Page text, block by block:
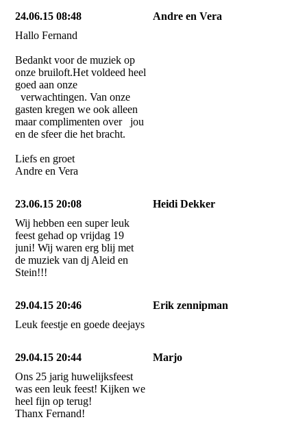
24.06.15 08:48
Andre en Vera
Hallo Fernand
Bedankt voor de muziek op
onze bruiloft.Het voldeed heel
goed aan onze
verwachtingen. Van onze
gasten kregen we ook alleen
maar complimenten over jou
en de sfeer die het bracht.
Liefs en groet
Andre en Vera
23.06.15 20:08
Heidi Dekker
Wij hebben een super leuk
feest gehad op vrijdag 19
juni! Wij waren erg blij met
de muziek van dj Aleid en
Stein!!!
29.04.15 20:46
Erik zennipman
Leuk feestje en goede deejays
29.04.15 20:44
Marjo
Ons 25 jarig huwelijksfeest
was een leuk feest! Kijken we
heel fijn op terug!
Thanx Fernand!